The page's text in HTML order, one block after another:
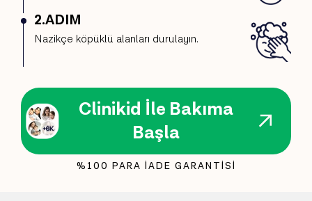
2.ADIM
Nazikçe köpüklü alanları durulayın.
Clinikid İle Bakıma
Başla
%100 PARA İADE GARANTİSİ